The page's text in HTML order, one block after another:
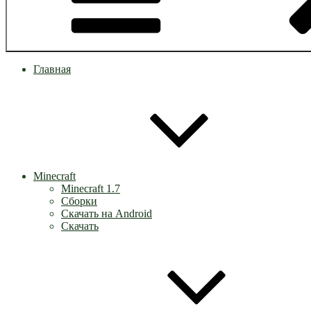
Главная
Minecraft
Minecraft 1.7
Сборки
Скачать на Android
Скачать